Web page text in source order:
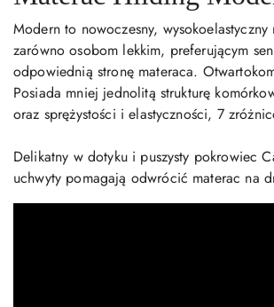
Modern to nowoczesny,
zarówno osobom lekkim, preferującym
odpowiednią stronę materaca.
Posiada mniej jednolitą strukturę
oraz sprężystości i elastyczności, 7
Delikatny w dotyku i puszysty pokrowiec
uchwyty pomagają odwrócić materac na